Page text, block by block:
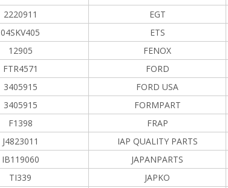
2220911 EGT
04SKV405 ETS
12905 FENOX
FTR4571 FORD
3405915 FORD USA
3405915 FORMPART
F1398 FRAP
J4823011 IAP QUALITY PARTS
IB119060 JAPANPARTS
TI339 JAPKO